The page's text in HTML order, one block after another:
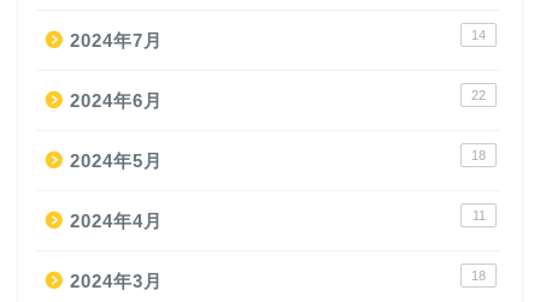
2024年7月 14
2024年6月 22
2024年5月 18
2024年4月 11
2024年3月 18